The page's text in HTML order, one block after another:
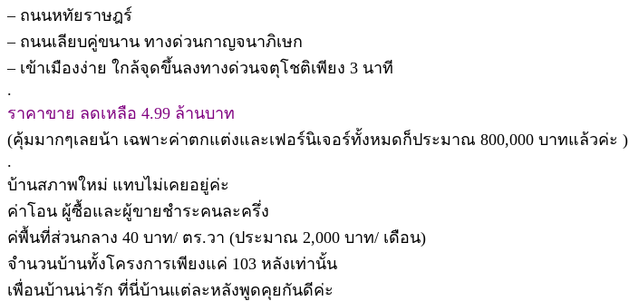
– ถนนหทัยราษฎร์
– ถนนเลียบคู่ขนาน ทางด่วนกาญจนาภิเษก
– เข้าเมืองง่าย ใกล้จุดขึ้นลงทางด่วนจตุโชติเพียง 3 นาที
.
ราคาขาย ลดเหลือ 4.99 ล้านบาท
(คุ้มมากๆเลยน้า เฉพาะค่าตกแต่งและเฟอร์นิเจอร์ทั้งหมดก็ประมาณ 800,000 บาทแล้วค่ะ )
.
บ้านสภาพใหม่ แทบไม่เคยอยู่ค่ะ
ค่าโอน ผู้ซื้อและผู้ขายชำระคนละครึ่ง
ค่พื้นที่ส่วนกลาง 40 บาท/ ตร.วา (ประมาณ 2,000 บาท/ เดือน)
จำนวนบ้านทั้งโครงการเพียงแค่ 103 หลังเท่านั้น
เพื่อนบ้านน่ารัก ที่นี่บ้านแต่ละหลังพูดคุยกันดีค่ะ